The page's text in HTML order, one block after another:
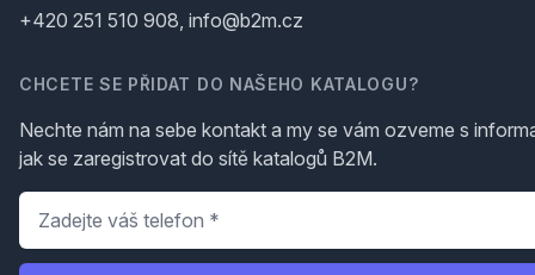
+420 251 510 908, info@b2m.cz
CHCETE SE PŘIDAT DO NAŠEHO KATALOGU?
Nechte nám na sebe kontakt a my se vám ozveme s
jak se zaregistrovat do sítě katalogů B2M.
Telefon